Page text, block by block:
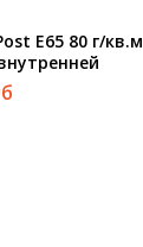
E65 80 г/кв.м
штук в